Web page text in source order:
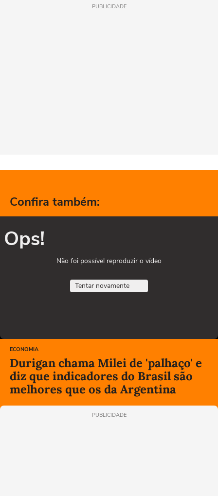
PUBLICIDADE
Confira também:
Ops!
Não foi possível reproduzir o vídeo
Tentar novamente
ECONOMIA
Durigan chama Milei de 'palhaço' e
diz que indicadores do Brasil são
melhores que os da Argentina
PUBLICIDADE